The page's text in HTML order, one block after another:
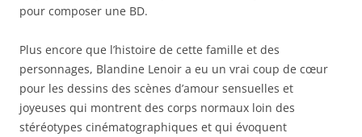
pour composer une BD.
Plus encore que l’histoire de cette famille et des
personnages, Blandine Lenoir a eu un vrai coup de cœur
pour les dessins des scènes d’amour sensuelles et
joyeuses qui montrent des corps normaux loin des
stéréotypes cinématographiques et qui évoquent